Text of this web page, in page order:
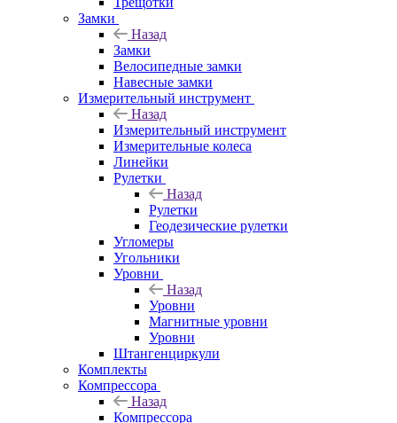
Замки
Назад
Замки
Велосипедные замки
Навесные замки
Измерительный инструмент
Назад
Измерительный инструмент
Измерительные колеса
Линейки
Рулетки
Назад
Рулетки
Геодезические рулетки
Угломеры
Угольники
Уровни
Назад
Уровни
Магнитные уровни
Уровни
Штангенциркули
Комплекты
Компрессора
Назад
Компрессора